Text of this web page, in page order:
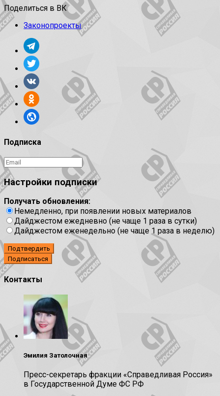
Поделиться в ВК
Законопроекты
Подписка
Настройки подписки
Получать обновления:
Немедленно, при появлении новых материалов
Дайджестом ежедневно (не чаще 1 раза в сутки)
Дайджестом еженедельно (не чаще 1 раза в неделю)
Подтвердить
Контакты
Эмилия Затолочная
Пресс-секретарь фракции «Справедливая Россия»
в Государственной Думе ФС РФ